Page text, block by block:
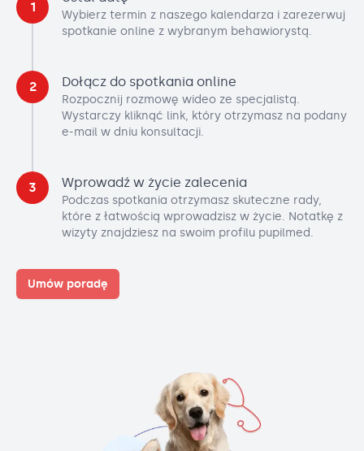
1
Wybierz termin z naszego kalendarza i zarezerwuj
spotkanie online z wybranym behawiorystą.
2 Dołącz do spotkania online
Rozpocznij rozmowę wideo ze specjalistą.
Wystarczy kliknąć link, który otrzymasz na podany
e-mail w dniu konsultacji.
3 Wprowadź w życie zalecenia
Podczas spotkania otrzymasz skuteczne rady,
które z łatwością wprowadzisz w życie. Notatkę z
wizyty znajdziesz na swoim profilu pupilmed.
Umów poradę